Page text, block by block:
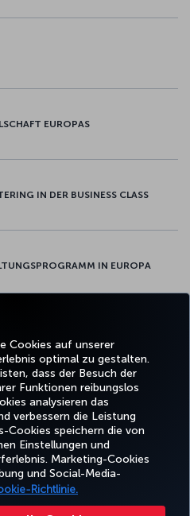
Cookies auf unserer
optimal zu gestalten.
dass der Besuch der
Funktionen reibungslos
analysieren das
verbessern die Leistung
Cookies speichern die von
Einstellungen und
Marketing-Cookies
und Social-Media-
Richtlinie.
EUROPAS
IN DER BUSINESS CLASS
IN EUROPA
LinkedIn
TikTokBlogPinterest
HILFE MILES&SMILES